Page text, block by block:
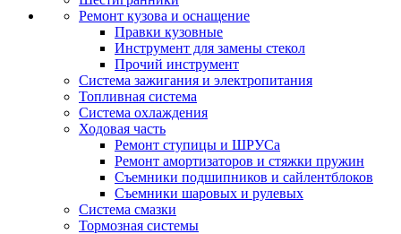
Ремонт кузова и оснащение
Правки кузовные
Инструмент для замены стекол
Прочий инструмент
Система зажигания и электропитания
Топливная система
Система охлаждения
Ходовая часть
Ремонт ступицы и ШРУСа
Ремонт амортизаторов и стяжки пружин
Съемники подшипников и сайлентблоков
Съемники шаровых и рулевых
Система смазки
Тормозная системы